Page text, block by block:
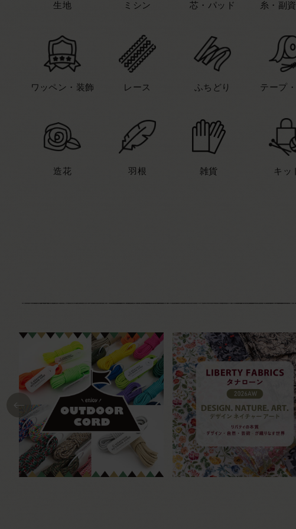
生地 ミシン 芯・パッド 糸・副
ワッペン・装飾 レース ふちどり テープ
造花 羽根 雑貨 キッ